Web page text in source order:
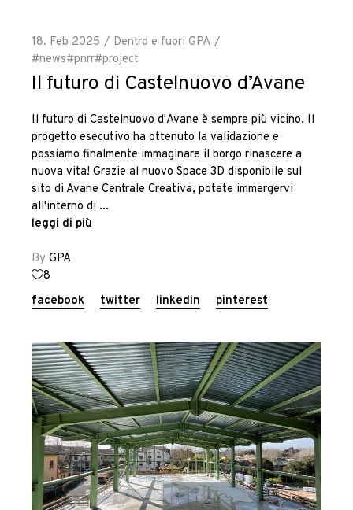
Italiano / English
Home
Chi Siamo
Team
Servizi
18. Feb 2025
Dentro e fuori GPA
#news#pnrr#project
Il futuro di Castelnuovo d’Avane
Il futuro di Castelnuovo d'Avane è sempre più vicino. Il
progetto esecutivo ha ottenuto la validazione e
possiamo finalmente immaginare il borgo rinascere a
nuova vita! Grazie al nuovo Space 3D disponibile sul
sito di Avane Centrale Creativa, potete immergervi
all'interno di
leggi di più
By GPA
8
facebook
twitter linkedin pinterest